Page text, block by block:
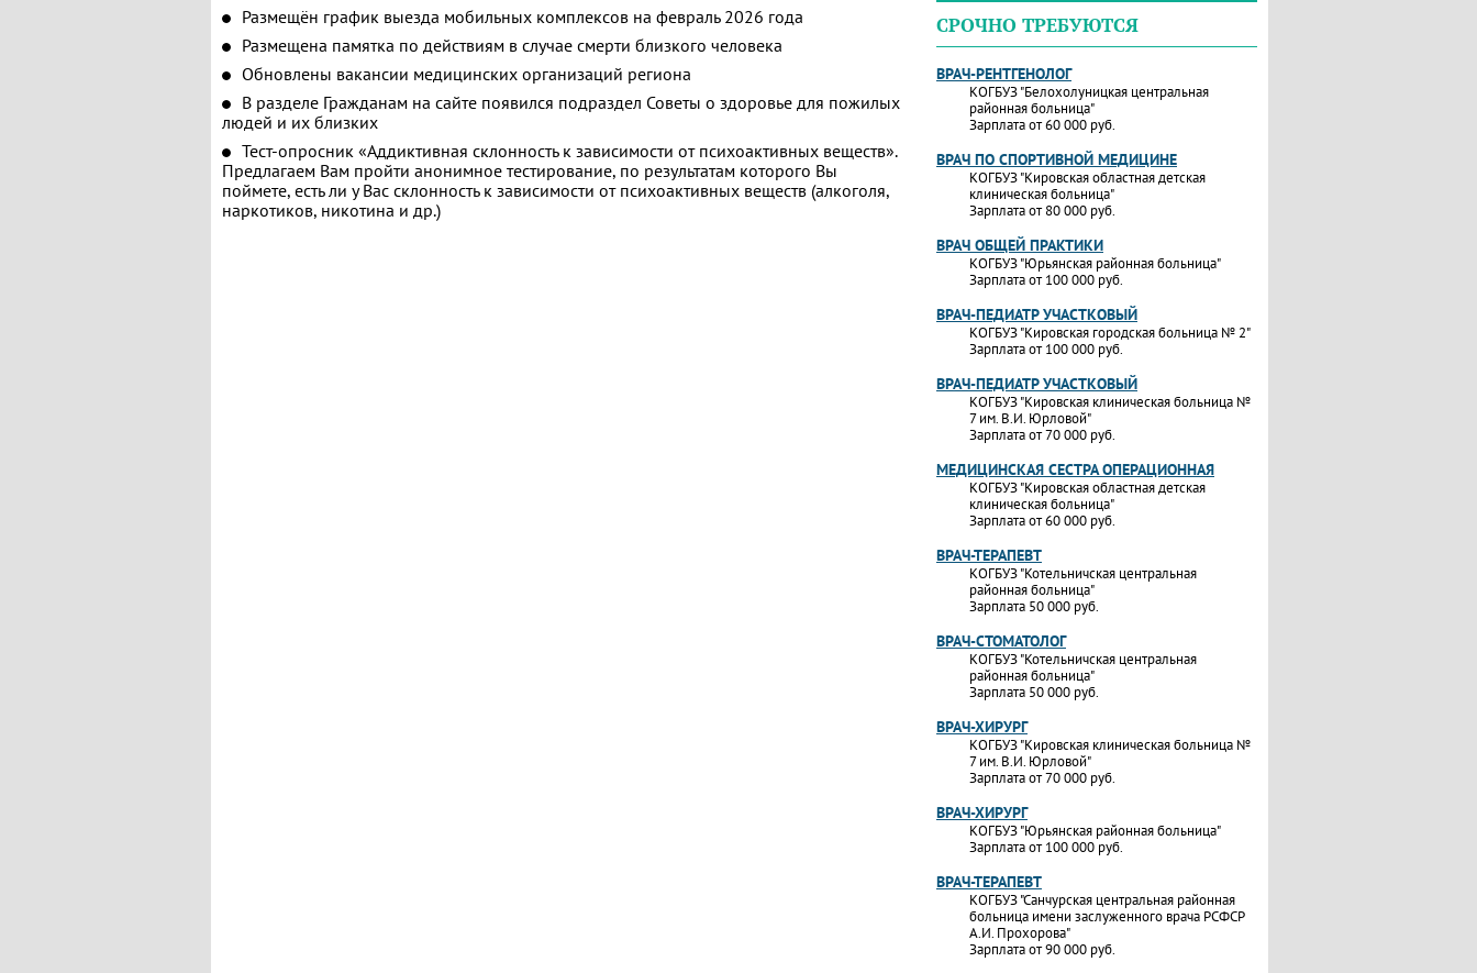
Размещён график выезда мобильных комплексов на февраль 2026 года
Размещена памятка по действиям в случае смерти близкого человека
Обновлены вакансии медицинских организаций региона
В разделе Гражданам на сайте появился подраздел Советы о здоровье для пожилых
людей и их близких
Тест-опросник «Аддиктивная склонность к зависимости от психоактивных веществ».
Предлагаем Вам пройти анонимное тестирование, по результатам которого Вы
поймете, есть ли у Вас склонность к зависимости от психоактивных веществ (алкоголя,
наркотиков, никотина и др.)
СРОЧНО ТРЕБУЮТСЯ
ВРАЧ-РЕНТГЕНОЛОГ
КОГБУЗ "Белохолуницкая центральная
районная больница"
Зарплата от 60 000 руб.
ВРАЧ ПО СПОРТИВНОЙ МЕДИЦИНЕ
КОГБУЗ "Кировская областная детская
клиническая больница"
Зарплата от 80 000 руб.
ВРАЧ ОБЩЕЙ ПРАКТИКИ
КОГБУЗ "Юрьянская районная больница"
Зарплата от 100 000 руб.
ВРАЧ-ПЕДИАТР УЧАСТКОВЫЙ
КОГБУЗ "Кировская городская больница № 2"
Зарплата от 100 000 руб.
ВРАЧ-ПЕДИАТР УЧАСТКОВЫЙ
КОГБУЗ "Кировская клиническая больница №
7 им. В.И. Юрловой"
Зарплата от 70 000 руб.
МЕДИЦИНСКАЯ СЕСТРА ОПЕРАЦИОННАЯ
КОГБУЗ "Кировская областная детская
клиническая больница"
Зарплата от 60 000 руб.
ВРАЧ-ТЕРАПЕВТ
КОГБУЗ "Котельничская центральная
районная больница"
Зарплата 50 000 руб.
ВРАЧ-СТОМАТОЛОГ
КОГБУЗ "Котельничская центральная
районная больница"
Зарплата 50 000 руб.
ВРАЧ-ХИРУРГ
КОГБУЗ "Кировская клиническая больница №
7 им. В.И. Юрловой"
Зарплата от 70 000 руб.
ВРАЧ-ХИРУРГ
КОГБУЗ "Юрьянская районная больница"
Зарплата от 100 000 руб.
ВРАЧ-ТЕРАПЕВТ
КОГБУЗ "Санчурская центральная районная
больница имени заслуженного врача РСФСР
А.И. Прохорова"
Зарплата от 90 000 руб.